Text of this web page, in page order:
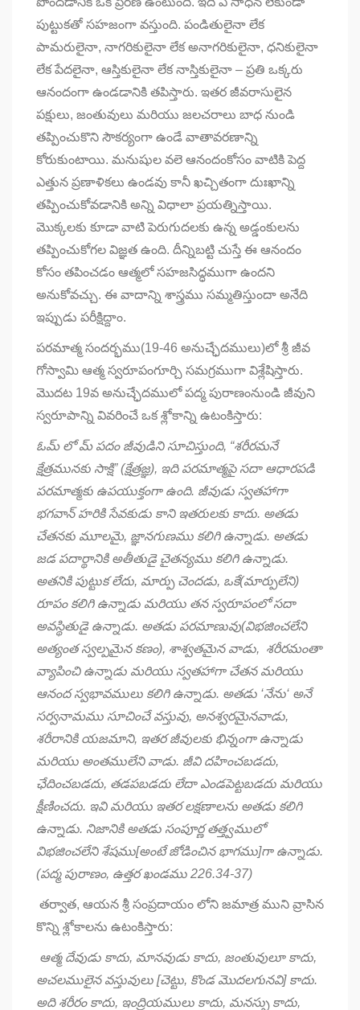
వస్తుంది?
పుట్టుకతో సహజంగా వస్తుంది. పండితులైనా లేక
పామరులైనా, నాగరికులైనా లేక అనాగరికులైనా, ధనికులైనా
లేక పేదలైనా, ఆస్తికులైనా లేక నాస్తికులైనా – ప్రతి ఒక్కరు
ఆనందంగా ఉండడానికి తపిస్తారు. ఇతర జీవరాసులైన
పక్షులు, జంతువులు మరియు జలచరాలు బాధ నుండి
తప్పించుకొని సౌకర్యంగా ఉండే వాతావరణాన్ని
కోరుకుంటాయి. మనుషుల వలె ఆనందంకోసం వాటికి పెద్ద
ఎత్తున ప్రణాళికలు ఉండవు కానీ ఖచ్చితంగా దుఃఖాన్ని
తప్పించుకోవడానికి అన్ని విధాలా ప్రయత్నిస్తాయి.
మొక్కలకు కూడా వాటి పెరుగుదలకు ఉన్న అడ్డంకులను
తప్పించుకోగల విజ్ఞత ఉంది. దీన్నిబట్టి చుస్తే ఈ ఆనందం
కోసం తపించడం ఆత్మలో సహజసిద్ధముగా ఉందని
అనుకోవచ్చు. ఈ వాదాన్ని శాస్త్రము సమ్మతిస్తుందా అనేది
ఇప్పుడు పరీక్షిద్దాం.
పరమాత్మ సందర్భము(19-46 అనుచ్ఛేదములు)లో శ్రీ జీవ
గోస్వామి ఆత్మ స్వరూపంగూర్చి సమగ్రముగా విశ్లేషిస్తారు.
మొదట 19వ అనుచ్ఛేదములో పద్మ పురాణంనుండి జీవుని
స్వరూపాన్ని వివరించే ఒక శ్లోకాన్ని ఉటంకిస్తారు:
ఓమ్ లో మ్ పదం జీవుడిని సూచిస్తుంది, “శరీరమనే
క్షేత్రమునకు సాక్షి” (క్షేత్రజ్ఞ), ఇది పరమాత్మపై సదా ఆధారపడి
పరమాత్మకు ఉపయుక్తంగా ఉంది. జీవుడు స్వతహాగా
భగవాన్ హరికి సేవకుడు కాని ఇతరులకు కాదు. అతడు
చేతనకు మూలమై, జ్ఞానగుణము కలిగి ఉన్నాడు. అతడు
జడ పదార్థానికి అతీతుడై చైతన్యము కలిగి ఉన్నాడు.
అతనికి పుట్టుక లేదు, మార్పు చెందడు, ఒకే(మార్పులేని)
రూపం కలిగి ఉన్నాడు మరియు తన స్వరూపంలో సదా
అవస్థితుడై ఉన్నాడు. అతడు పరమాణువు(విభజించలేని
అత్యంత స్వల్పమైన కణం), శాశ్వతమైన వాడు, శరీరమంతా
వ్యాపించి ఉన్నాడు మరియు స్వతహాగా చేతన మరియు
ఆనంద స్వభావములు కలిగి ఉన్నాడు. అతడు ‘నేను‘ అనే
సర్వనామము సూచించే వస్తువు, అనశ్వరమైనవాడు,
శరీరానికి యజమాని, ఇతర జీవులకు భిన్నంగా ఉన్నాడు
మరియు అంతములేని వాడు. జీవి దహించబడదు,
ఛేదించబడదు, తడపబడదు లేదా ఎండపెట్టబడదు మరియు
క్షీణించదు. ఇవి మరియు ఇతర లక్షణాలను అతడు కలిగి
ఉన్నాడు. నిజానికి అతడు సంపూర్ణ తత్త్వములో
విభజించలేని శేషము[అంటే జోడించిన భాగము]గా ఉన్నాడు.
(పద్మ పురాణం, ఉత్తర ఖండము 226.34-37)
తర్వాత, ఆయన శ్రీ సంప్రదాయం లోని జమాత్ర ముని వ్రాసిన
కొన్ని శ్లోకాలను ఉటంకిస్తారు:
ఆత్మ దేవుడు కాదు, మానవుడు కాదు, జంతువులూ కాదు,
అచలములైన వస్తువులు [చెట్టు, కొండ మొదలగునవి] కాదు.
అది శరీరం కాదు, ఇంద్రియములు కాదు, మనస్సు కాదు,